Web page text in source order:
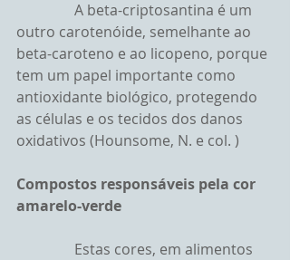
outro carotenóide, semelhante ao
beta-caroteno e ao licopeno, porque
tem um papel importante como
antioxidante biológico, protegendo
as células e os tecidos dos danos
oxidativos (Hounsome, N. e col. )
Compostos responsáveis pela cor
amarelo-verde